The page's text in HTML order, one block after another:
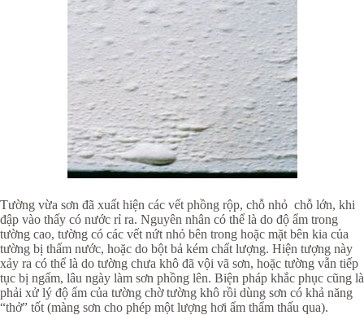
Tường vừa sơn đã xuất hiện các vết phồng rộp, chỗ nhỏ chỗ lớn, khi
đập vào thấy có nước rỉ ra. Nguyên nhân có thể là do độ ẩm trong
tường cao, tường có các vết nứt nhỏ bên trong hoặc mặt bên kia của
tường bị thấm nước, hoặc do bột bả kém chất lượng. Hiện tượng này
xảy ra có thể là do tường chưa khô đã vội vã sơn, hoặc tường vẫn tiếp
tục bị ngấm, lâu ngày làm sơn phồng lên. Biện pháp khắc phục cũng là
phải xử lý độ ẩm của tường chờ tường khô rồi dùng sơn có khả năng
“thở” tốt (màng sơn cho phép một lượng hơi ẩm thẩm thấu qua).